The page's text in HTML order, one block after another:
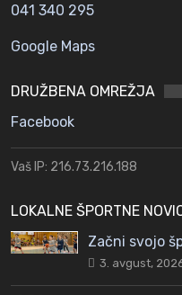
041 340 295
Google Maps
DRUŽBENA OMREŽJA
Facebook
Vaš IP: 216.73.216.188
LOKALNE ŠPORTNE
Začni svojo
3. avgust,